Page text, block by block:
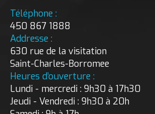
Téléphone :
450 867 1888
Addresse :
630 rue de la visitation
Saint-Charles-Borromee
Heures d’ouverture :
Lundi - mercredi : 9h30 à 17h30
Jeudi - Vendredi : 9h30 à 20h